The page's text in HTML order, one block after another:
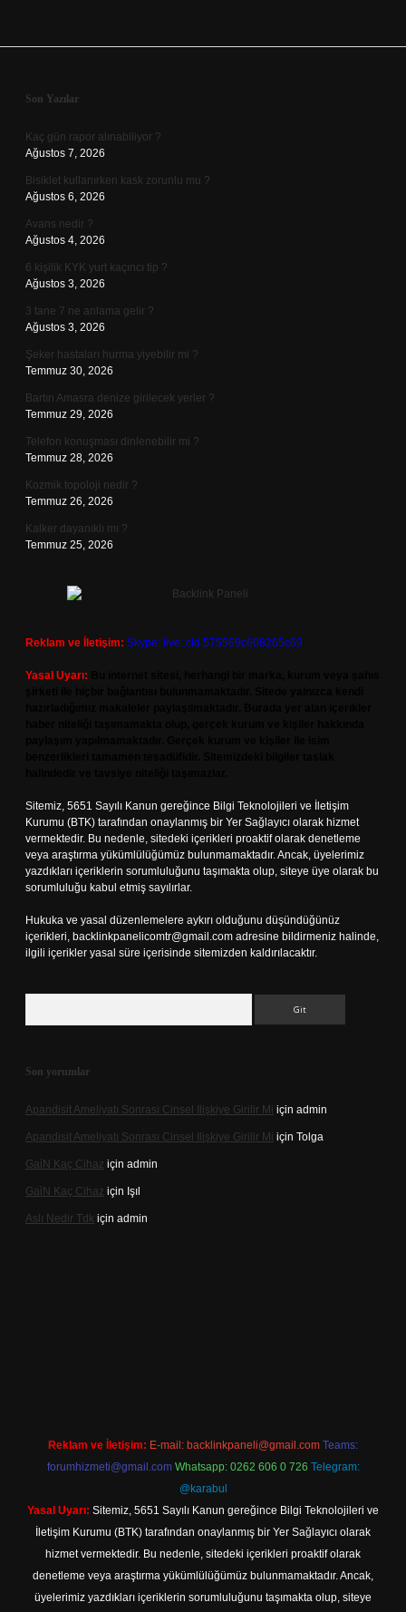
Sidebar
Son Yazılar
Kaç gün rapor alınabiliyor ?
Ağustos 7, 2026
Bisiklet kullanırken kask zorunlu mu ?
Ağustos 6, 2026
Avans nedir ?
Ağustos 4, 2026
6 kişilik KYK yurt kaçıncı tip ?
Ağustos 3, 2026
3 tane 7 ne anlama gelir ?
Ağustos 3, 2026
Şeker hastaları hurma yiyebilir mi ?
Temmuz 30, 2026
Bartın Amasra denize girilecek yerler ?
Temmuz 29, 2026
Telefon konuşması dinlenebilir mi ?
Temmuz 28, 2026
Kozmik topoloji nedir ?
Temmuz 26, 2026
Kalker dayanıklı mı ?
Temmuz 25, 2026
Reklam ve İletişim: Skype: live:.cid.575569c608265c69
Yasal Uyarı:
Sitemiz, 5651 Sayılı Kanun gereğince Bilgi Teknolojileri ve İletişim
Kurumu (BTK) tarafından onaylanmış bir Yer Sağlayıcı olarak hizmet
vermektedir. Bu nedenle, sitedeki içerikleri proaktif olarak denetleme
veya araştırma yükümlülüğümüz bulunmamaktadır. Ancak, üyelerimiz
yazdıkları içeriklerin sorumluluğunu taşımakta olup, siteye üye olarak bu
sorumluluğu kabul etmiş sayılırlar.
Hukuka ve yasal düzenlemelere aykırı olduğunu düşündüğünüz
içerikleri, backlinkpanelicomtr@gmail.com adresine bildirmeniz halinde,
ilgili içerikler yasal süre içerisinde sitemizden kaldırılacaktır.
Son yorumlar
Apandisit Ameliyatı Sonrası Cinsel Ilişkiye Girilir Mi için admin
Apandisit Ameliyatı Sonrası Cinsel Ilişkiye Girilir Mi için Tolga
Gai̇N Kaç Cihaz için admin
Gai̇N Kaç Cihaz için Işıl
Aslı Nedir Tdk için admin
Reklam ve İletişim: E-mail: backlinkpaneli@gmail.com Teams:
forumhizmeti@gmail.com Whatsapp: 0262 606 0 726 Telegram:
@karabul
Yasal Uyarı: Sitemiz, 5651 Sayılı Kanun gereğince Bilgi Teknolojileri ve
İletişim Kurumu (BTK) tarafından onaylanmış bir Yer Sağlayıcı olarak
hizmet vermektedir. Bu nedenle, sitedeki içerikleri proaktif olarak
denetleme veya araştırma yükümlülüğümüz bulunmamaktadır. Ancak,
üyelerimiz yazdıkları içeriklerin sorumluluğunu taşımakta olup, siteye